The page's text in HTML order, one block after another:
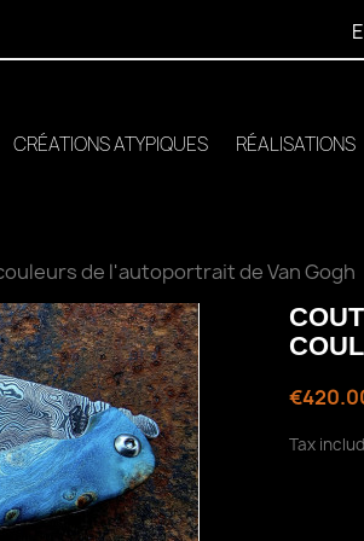
CRÉATIONS ATYPIQUES RÉALISATIONS
de l'autoportrait de Van Gogh
Tax